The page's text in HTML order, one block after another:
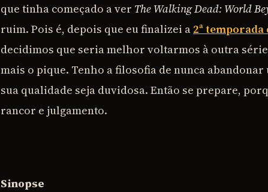
que tinha começado a ver The Walking Dead: World
ruim. Pois é, depois que eu finalizei a 2ª temporada
decidimos que seria melhor voltarmos à outra
mais o pique. Tenho a filosofia de nunca
sua qualidade seja duvidosa. Então se prepare,
rancor e julgamento.
Sinopse